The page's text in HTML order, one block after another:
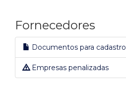
Fornecedores
Documentos para cadastro
Empresas penalizadas